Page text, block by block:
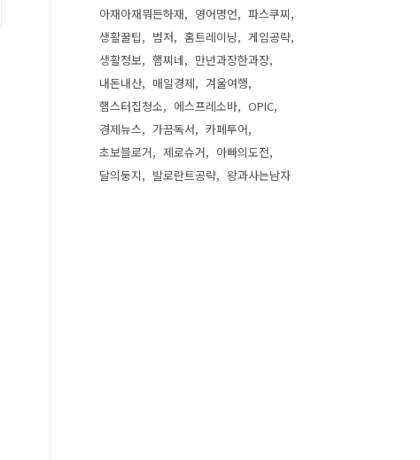
아재아재뭐든하재
영어명언
파스쿠찌
생활꿀팁
범저 홈트레이닝
게임공략
생활정보
햄찌네
만년과장한과장
내돈내산
매일경제
겨울여행
햄스터집청소
에스프레소바
OPIC
경제뉴스
가끔독서
카페투어
초보블로거
제로슈거
아빠의도전
달의둥지
발로란트공략 왕과사는남자